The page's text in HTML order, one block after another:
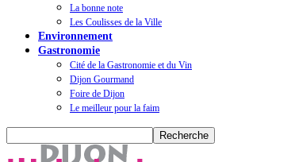
La bonne note
Les Coulisses de la Ville
Environnement
Gastronomie
Cité de la Gastronomie et du Vin
Dijon Gourmand
Foire de Dijon
Le meilleur pour la faim